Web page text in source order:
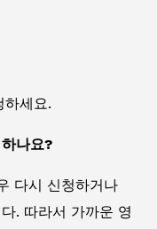
하세요.
나요?
다시 신청하거나
. 따라서 가까운 영